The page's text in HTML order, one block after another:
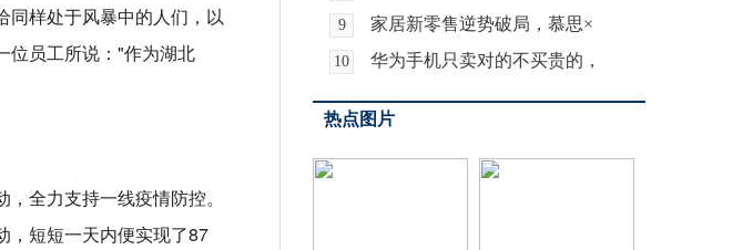
同样处于风暴中的人们，以
位员工所说："作为湖北
全力支持一线疫情防控。
，短短一天内便实现了87
9 家居新零售逆势破局，慕思×
10 华为手机只卖对的不买贵的，
热点图片